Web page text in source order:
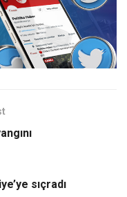
sıçradı